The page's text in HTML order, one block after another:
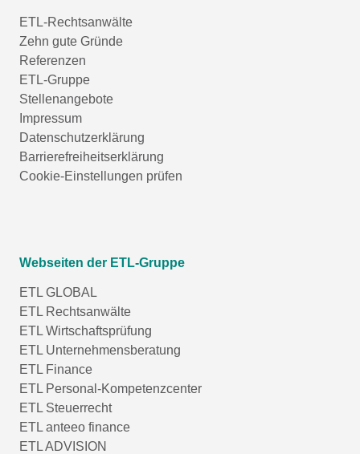
ETL-Rechtsanwälte
Zehn gute Gründe
Referenzen
ETL-Gruppe
Stellenangebote
Impressum
Datenschutzerklärung
Barrierefreiheitserklärung
Cookie-Einstellungen prüfen
Webseiten der ETL-Gruppe
ETL GLOBAL
ETL Rechtsanwälte
ETL Wirtschaftsprüfung
ETL Unternehmensberatung
ETL Finance
ETL Personal-Kompetenzcenter
ETL Steuerrecht
ETL anteeo finance
ETL ADVISION